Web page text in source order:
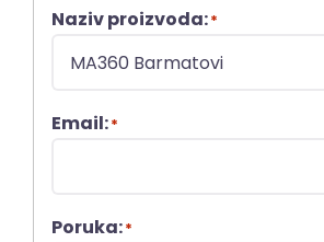
Naziv proizvoda:*
Email:*
Poruka:*